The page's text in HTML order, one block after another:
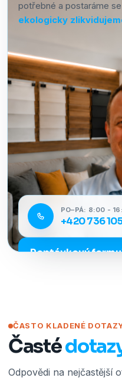
potřebné a postaráme
ekologicky
PO–PÁ: 8:00 -
+420 736
Poptávkový
ČASTO KLADENÉ
Časté
Odpovědi na nejčastější